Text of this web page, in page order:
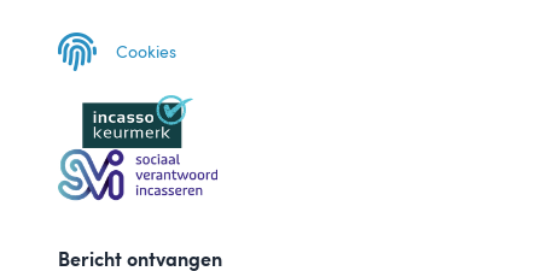
Cookies
Bericht ontvangen